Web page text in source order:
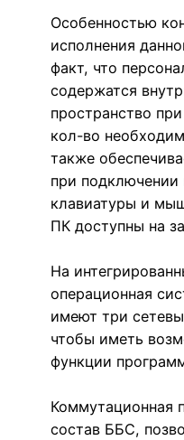
Особенностью
исполнения
факт, что
содержатся
пространство
кол-во
также
при подключении
клавиатуры и
ПК доступны на
На
операционная
имеют три
чтобы иметь
функции
Коммутационная
состав ББС,